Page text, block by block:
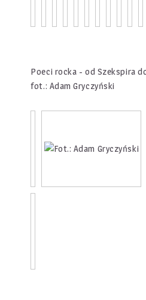
Poeci rocka - od Szekspira
fot.: Adam Gryczyński